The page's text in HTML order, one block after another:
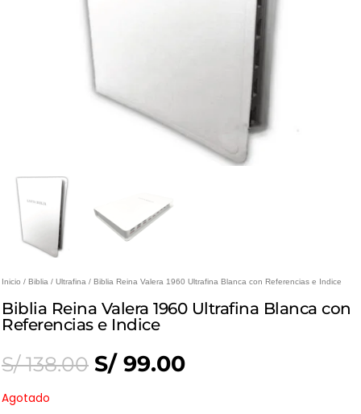
Inicio / Biblia / Ultrafina / Biblia Reina Valera 1960 Ultrafina Blanca con Referencias e Indice
Biblia Reina Valera 1960 Ultrafina Blanca con
Referencias e Indice
S/138.00 Original
S/99.00Current
Agotado